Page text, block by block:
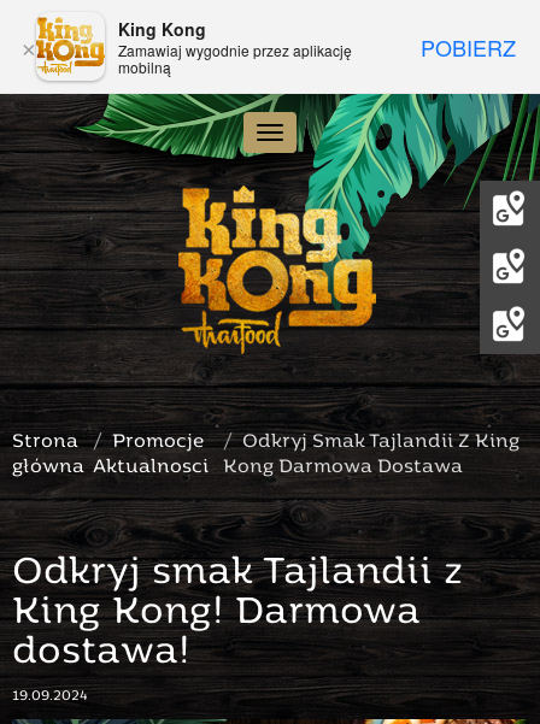
×
King Kong
Zamawiaj wygodnie przez aplikację
mobilną
POBIERZ
Toggle navigation
Strona
główna
Promocje
Aktualnosci
Odkryj Smak Tajlandii Z King
Kong Darmowa Dostawa
Odkryj smak Tajlandii z
King Kong! Darmowa
dostawa!
19.09.2024